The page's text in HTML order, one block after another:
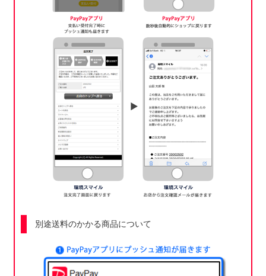
別途送料のかかる商品について